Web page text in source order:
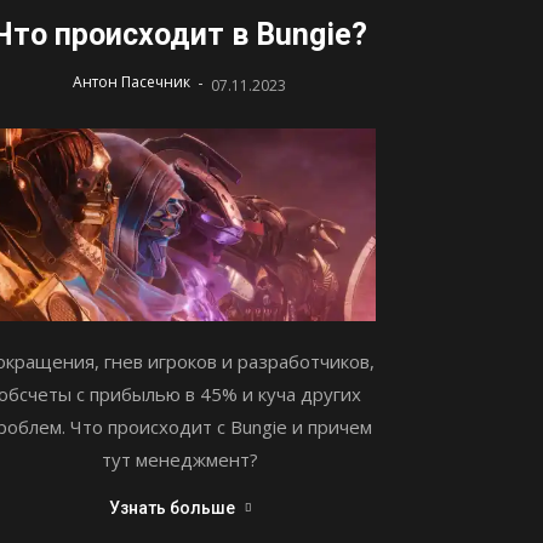
происходит в Bungie?
Антон Пасечник - 07.11.2023
гнев игроков и разработчиков,
с прибылью в 45% и куча других
Что происходит с Bungie и причем
тут менеджмент?
Узнать больше